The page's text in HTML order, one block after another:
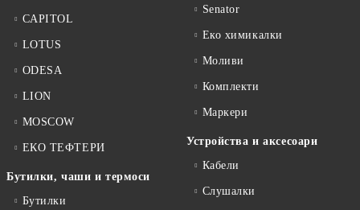
CAPITOL
LOTUS
ODESA
LION
MOSCOW
ЕКО ТЕФТЕРИ
Бутилки, чаши и термоси
Бутилки
Senator
Еко химикалки
Моливи
Комплекти
Маркери
Устройства и аксесоари
Кабели
Слушалки